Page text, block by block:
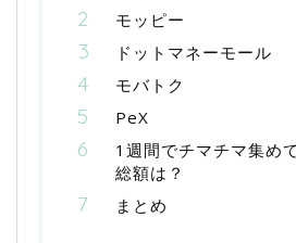
モッピー
ドットマネーモール
モバトク
PeX
1週間でチマチマ集め
総額は？
まとめ